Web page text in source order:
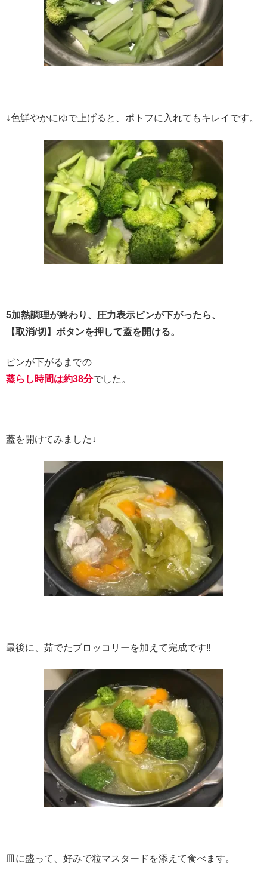
↓色鮮やかにゆで上げると、ポトフに入れてもキレイです。
5加熱調理が終わり、圧力表示ピンが下がったら、
【取消/切】ボタンを押して蓋を開ける。
ピンが下がるまでの
蒸らし時間は約38分でした。
蓋を開けてみました↓
最後に、茹でたブロッコリーを加えて完成です‼
皿に盛って、好みで粒マスタードを添えて食べます。